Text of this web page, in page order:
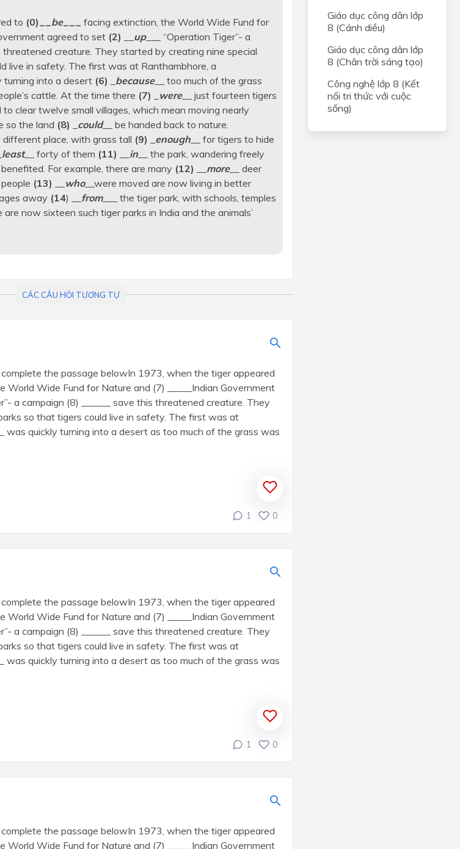
to (0)__ be___
facing extinction, the World Wide Fund for
agreed to set (2) up___ “Operation Tiger”- a
threatened creature. They started by creating nine special
live in safety. The first was at Ranthambhore, a
turning into a desert (6) because__ too much of the grass
cattle. At the time there (7) were__ just fourteen tigers
clear twelve small villages, which mean moving nearly
so the land (8) could__ be handed back to nature.
place, with grass tall (9) enough__ for tigers to hide
least__ forty of them (11) in__ the park, wandering freely
For example, there are many (12) more__ deer
(13) who__were moved are now living in better
away (14) __ from___ the tiger park, with schools, temples
now sixteen such tiger parks in India and the animals’
CÁC CÂU HỎI TƯƠNG TỰ
the passage belowIn 1973, when the tiger appeared
World Wide Fund for Nature and (7) _____Indian Government
a campaign (8) ______ save this threatened creature. They
so that tigers could live in safety. The first was at
was quickly turning into a desert as too much of the grass was
1 0
the passage belowIn 1973, when the tiger appeared
World Wide Fund for Nature and (7) _____Indian Government
a campaign (8) ______ save this threatened creature. They
so that tigers could live in safety. The first was at
was quickly turning into a desert as too much of the grass was
1 0
the passage belowIn 1973, when the tiger appeared
World Wide Fund for Nature and (7) _____Indian Government
Giáo dục công dân lớp
8 (Cánh diều)
Giáo dục công dân lớp
8 (Chân trời sáng tạo)
Công nghệ lớp 8 (Kết
nối tri thức với cuộc
sống)